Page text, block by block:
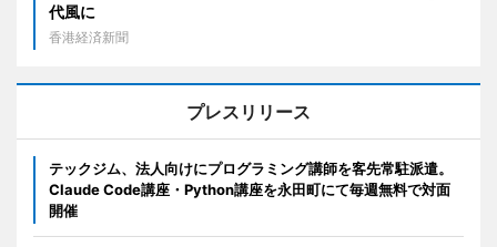
代風に
香港経済新聞
プレスリリース
テックジム、法人向けにプログラミング講師を客先常駐派遣。
Claude Code講座・Python講座を永田町にて毎週無料で対面
開催